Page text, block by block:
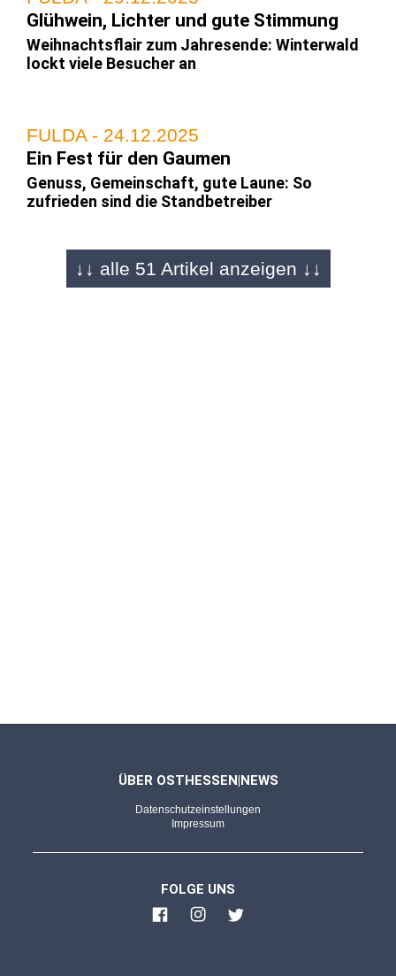
Glühwein, Lichter und gute Stimmung
Weihnachtsflair zum Jahresende: Winterwald
lockt viele Besucher an
FULDA - 24.12.2025
Ein Fest für den Gaumen
Genuss, Gemeinschaft, gute Laune: So
zufrieden sind die Standbetreiber
FULDA - 22.12.2025
FULDA - 20.12.2025
Im Einsatz für unsere Sicherheit
und Ladendiebe sowie "Selfie-Täter"
↓↓ alle 51 Artikel anzeigen ↓↓
ÜBER OSTHESSEN|NEWS
Datenschutzeinstellungen
Impressum
FOLGE UNS